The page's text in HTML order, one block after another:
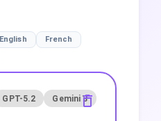
English
French
GPT-5.2
Gemini 3